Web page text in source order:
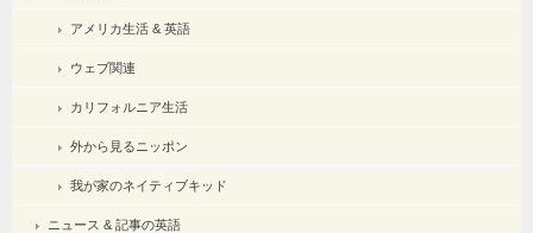
アメリカ生活 & 英語
ウェブ関連
カリフォルニア生活
外から見るニッポン
我が家のネイティブキッド
ニュース & 記事の英語